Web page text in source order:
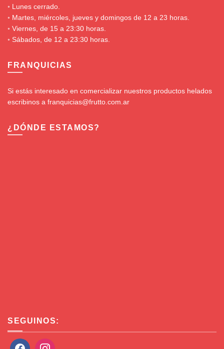
◦ Lunes cerrado.
◦ Martes, miércoles, jueves y domingos de 12 a 23 horas.
◦ Viernes, de 15 a 23:30 horas.
◦ Sábados, de 12 a 23:30 horas.
FRANQUICIAS
Si estás interesado en comercializar nuestros productos helados
escribinos a franquicias@frutto.com.ar
¿DÓNDE ESTAMOS?
SEGUINOS: